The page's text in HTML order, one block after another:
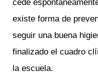
cede
existe forma de
seguir una buena
finalizado el cuadro
la escuela.